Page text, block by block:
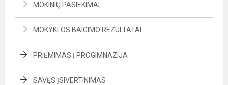
MOKINIŲ PASIEKIMAI
MOKYKLOS BAIGIMO REZULTATAI
PRIĖMIMAS Į PROGIMNAZIJA
SAVĘS ĮSIVERTINIMAS